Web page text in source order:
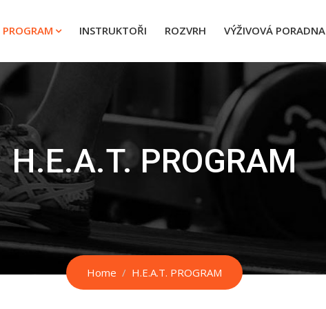
INSTRUKTOŘI ROZVRH VÝŽIVOVÁ PORADNA
H.E.A.T. PROGRAM
Home H.E.A.T. PROGRAM